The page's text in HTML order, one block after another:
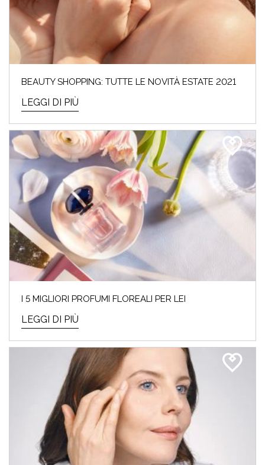
BEAUTY SHOPPING: TUTTE LE NOVITÀ ESTATE 2021
LEGGI DI PIÙ
I 5 MIGLIORI PROFUMI FLOREALI PER LEI
LEGGI DI PIÙ